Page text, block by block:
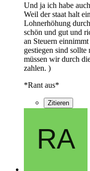
Und ja ich habe
Weil der staat halt
Lohnerhöhung
schön und gut und
an Steuern
gestiegen sind sollte
müssen wir durch
zahlen. )
*Rant aus*
Zitieren